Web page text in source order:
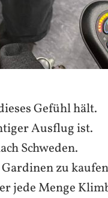
Gefühl hält.
Ausflug ist.
Schweden.
zu
jede Menge